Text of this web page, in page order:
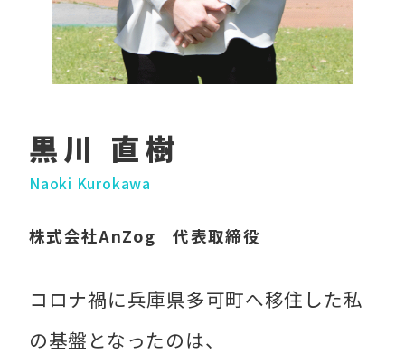
黒川 直樹
Naoki Kurokawa
株式会社AnZog 代表取締役
コロナ禍に兵庫県多可町へ移住した私
の基盤となったのは、